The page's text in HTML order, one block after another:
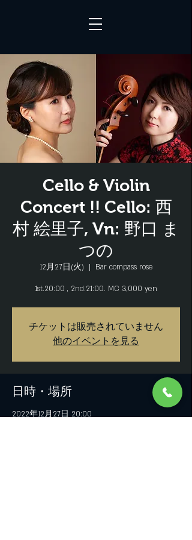
Cello & Violin
Concert !! Cello: 西
村 絵里子, Vn: 野口 ま
つの
12月27日(火)
  |
Bar compass rose
1st.20:00 , 2nd.21:00. MC 3,000 yen
チケットは販売されていません
他のイベントを見る
日時・場所
2022年12月27日 20:00